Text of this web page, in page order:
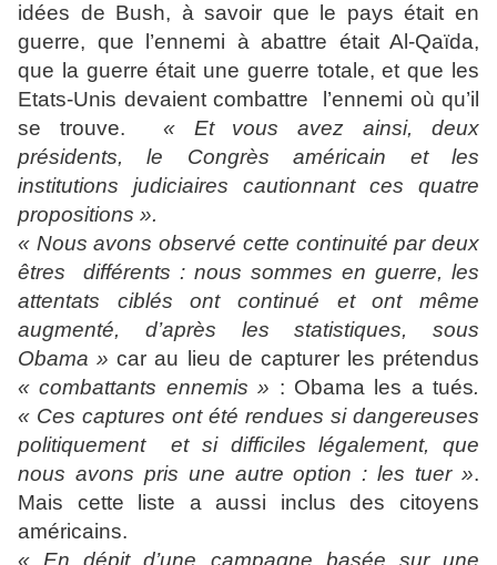
idées de Bush, à savoir que le pays était en
guerre, que l’ennemi à abattre était Al-Qaïda,
que la guerre était une guerre totale, et que les
Etats-Unis devaient combattre l’ennemi où qu’il
se trouve. « Et vous avez ainsi, deux
présidents, le Congrès américain et les
institutions judiciaires cautionnant ces quatre
propositions ».
« Nous avons observé cette continuité par deux
êtres différents : nous sommes en guerre, les
attentats ciblés ont continué et ont même
augmenté, d’après les statistiques, sous
Obama » car au lieu de capturer les prétendus
« combattants ennemis » : Obama les a tués.
« Ces captures ont été rendues si dangereuses
politiquement et si difficiles légalement, que
nous avons pris une autre option : les tuer ».
Mais cette liste a aussi inclus des citoyens
américains.
« En dépit d’une campagne basée sur une